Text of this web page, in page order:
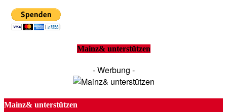
Mainz& unterstützen
- Werbung -
Mainz& unterstützen